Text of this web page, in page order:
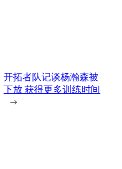
开拓者队记谈杨瀚森被
下放 获得更多训练时间
→